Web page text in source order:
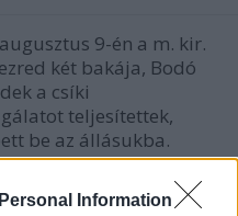
Information
9-én a m. kir.
két bakája, Bodó
a csíki
teljesítettek,
be az állásukba.
rangú látogatót…